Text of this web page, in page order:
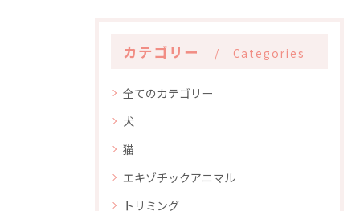
カテゴリー Categories
全てのカテゴリー
犬
猫
エキゾチックアニマル
トリミング